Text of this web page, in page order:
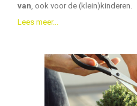
van , ook voor de (klein)kinderen.
Lees meer...